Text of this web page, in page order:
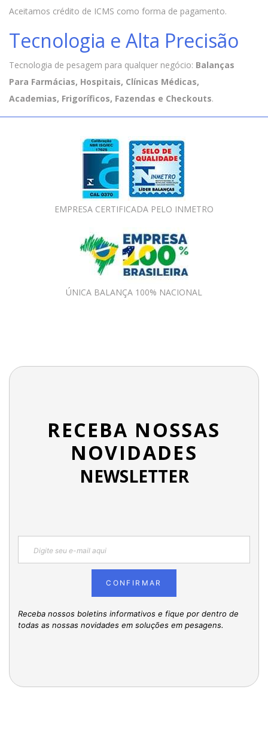
Aceitamos crédito de ICMS como forma de pagamento.
Tecnologia e Alta Precisão
Tecnologia de pesagem para qualquer negócio: Balanças
Para Farmácias, Hospitais, Clínicas Médicas,
Academias, Frigoríficos, Fazendas e Checkouts.
EMPRESA CERTIFICADA PELO INMETRO
ÚNICA BALANÇA 100% NACIONAL
RECEBA NOSSAS
NOVIDADES
NEWSLETTER
CONFIRMAR
Receba nossos boletins informativos e fique por dentro de
todas as nossas novidades em soluções em pesagens.